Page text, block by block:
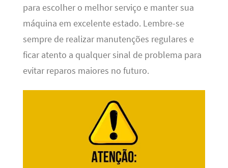
para escolher o melhor serviço e manter sua
máquina em excelente estado. Lembre-se
sempre de realizar manutenções regulares e
ficar atento a qualquer sinal de problema para
evitar reparos maiores no futuro.